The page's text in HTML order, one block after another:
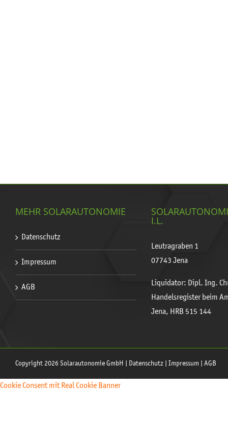
MEHR SOLARAUTONOMIE
Datenschutz
Impressum
AGB
I.L.
Leutragraben 1
07743 Jena
Liquidator: Dipl. Ing.
Handelsregister beim
Jena, HRB 515 144
Copyright 2026 Solarautonomie GmbH | Datenschutz Impressum AGB
Cookie Consent mit Real Cookie Banner